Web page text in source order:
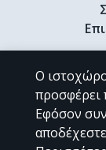
Ο
προσφέρει
Εφόσον